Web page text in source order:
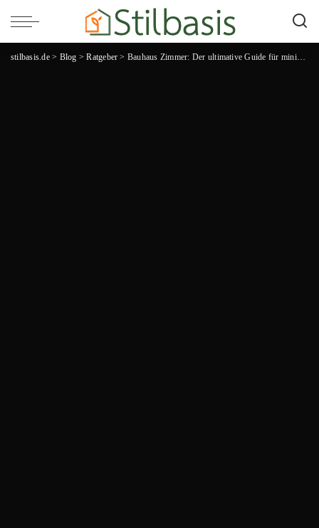
stilbasis.de> Blog >Ratgeber > Bauhaus Zimmer: Der ultimative Guide für minimalistische Eleganz